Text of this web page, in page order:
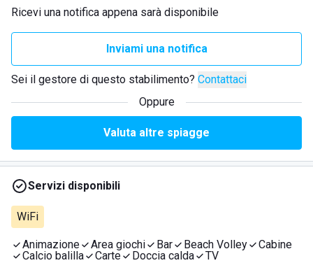
Ricevi una notifica appena sarà disponibile
Inviami una notifica
Sei il gestore di questo stabilimento? Contattaci
Oppure
Valuta altre spiagge
Servizi disponibili
WiFi
Animazione Area giochi Bar Beach Volley
Cabine
Calcio balilla
Carte Doccia calda TV